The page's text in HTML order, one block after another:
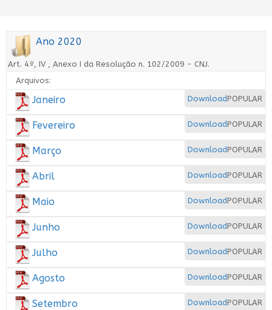
Ano 2020
Art. 4º, IV , Anexo I da Resolução n. 102/2009 - CNJ.
Arquivos:
POPULAR
Download
Janeiro
POPULAR
Download
Fevereiro
POPULAR
Download
Março
POPULAR
Download
Abril
POPULAR
Download
Maio
POPULAR
Download
Junho
POPULAR
Download
Julho
POPULAR
Download
Agosto
POPULAR
Download
Setembro